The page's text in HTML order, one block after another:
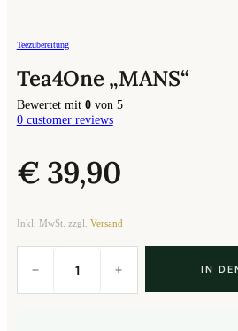
Teezubereitung
Tea4One „MANS“
Bewertet mit 0von 5
0customer reviews
€39,90
Inkl. MwSt. zzgl. Versand
Menge
IN